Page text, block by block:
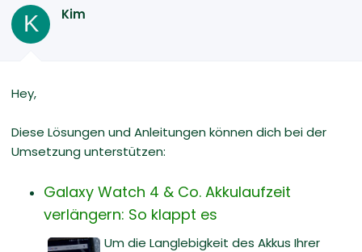
K Kim
Hey,
Diese Lösungen und Anleitungen können dich bei der
Umsetzung unterstützen:
Galaxy Watch 4 & Co. Akkulaufzeit
verlängern: So klappt es
Um die Langlebigkeit des Akkus Ihrer